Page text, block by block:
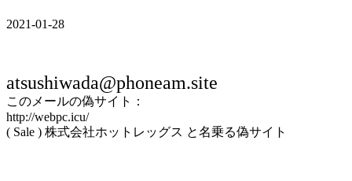
2021-01-28
atsushiwada@phoneam.site
このメールの偽サイト：
http://webpc.icu/
( Sale ) 株式会社ホットレッグス と名乗る偽サイト